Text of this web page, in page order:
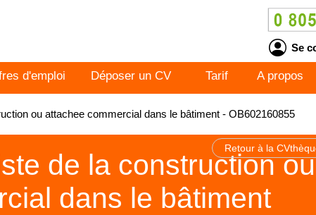
Se
d'emploi Déposer un CV Tarif A propos
ou attachee commercial dans le bâtiment - OB602160855
Retour à la
de la construction ou
dans le bâtiment